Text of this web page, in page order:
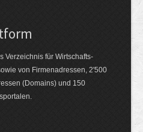
Ver­zeich­nis für Wirt­schafts-
von Firmen­adressen, 2'500
(Domains) und 150